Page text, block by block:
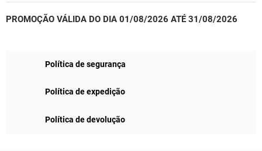
PROMOÇÃO VÁLIDA DO DIA 01/08/2026 ATÉ 31/08/2026
Política de segurança
Política de expedição
Política de devolução